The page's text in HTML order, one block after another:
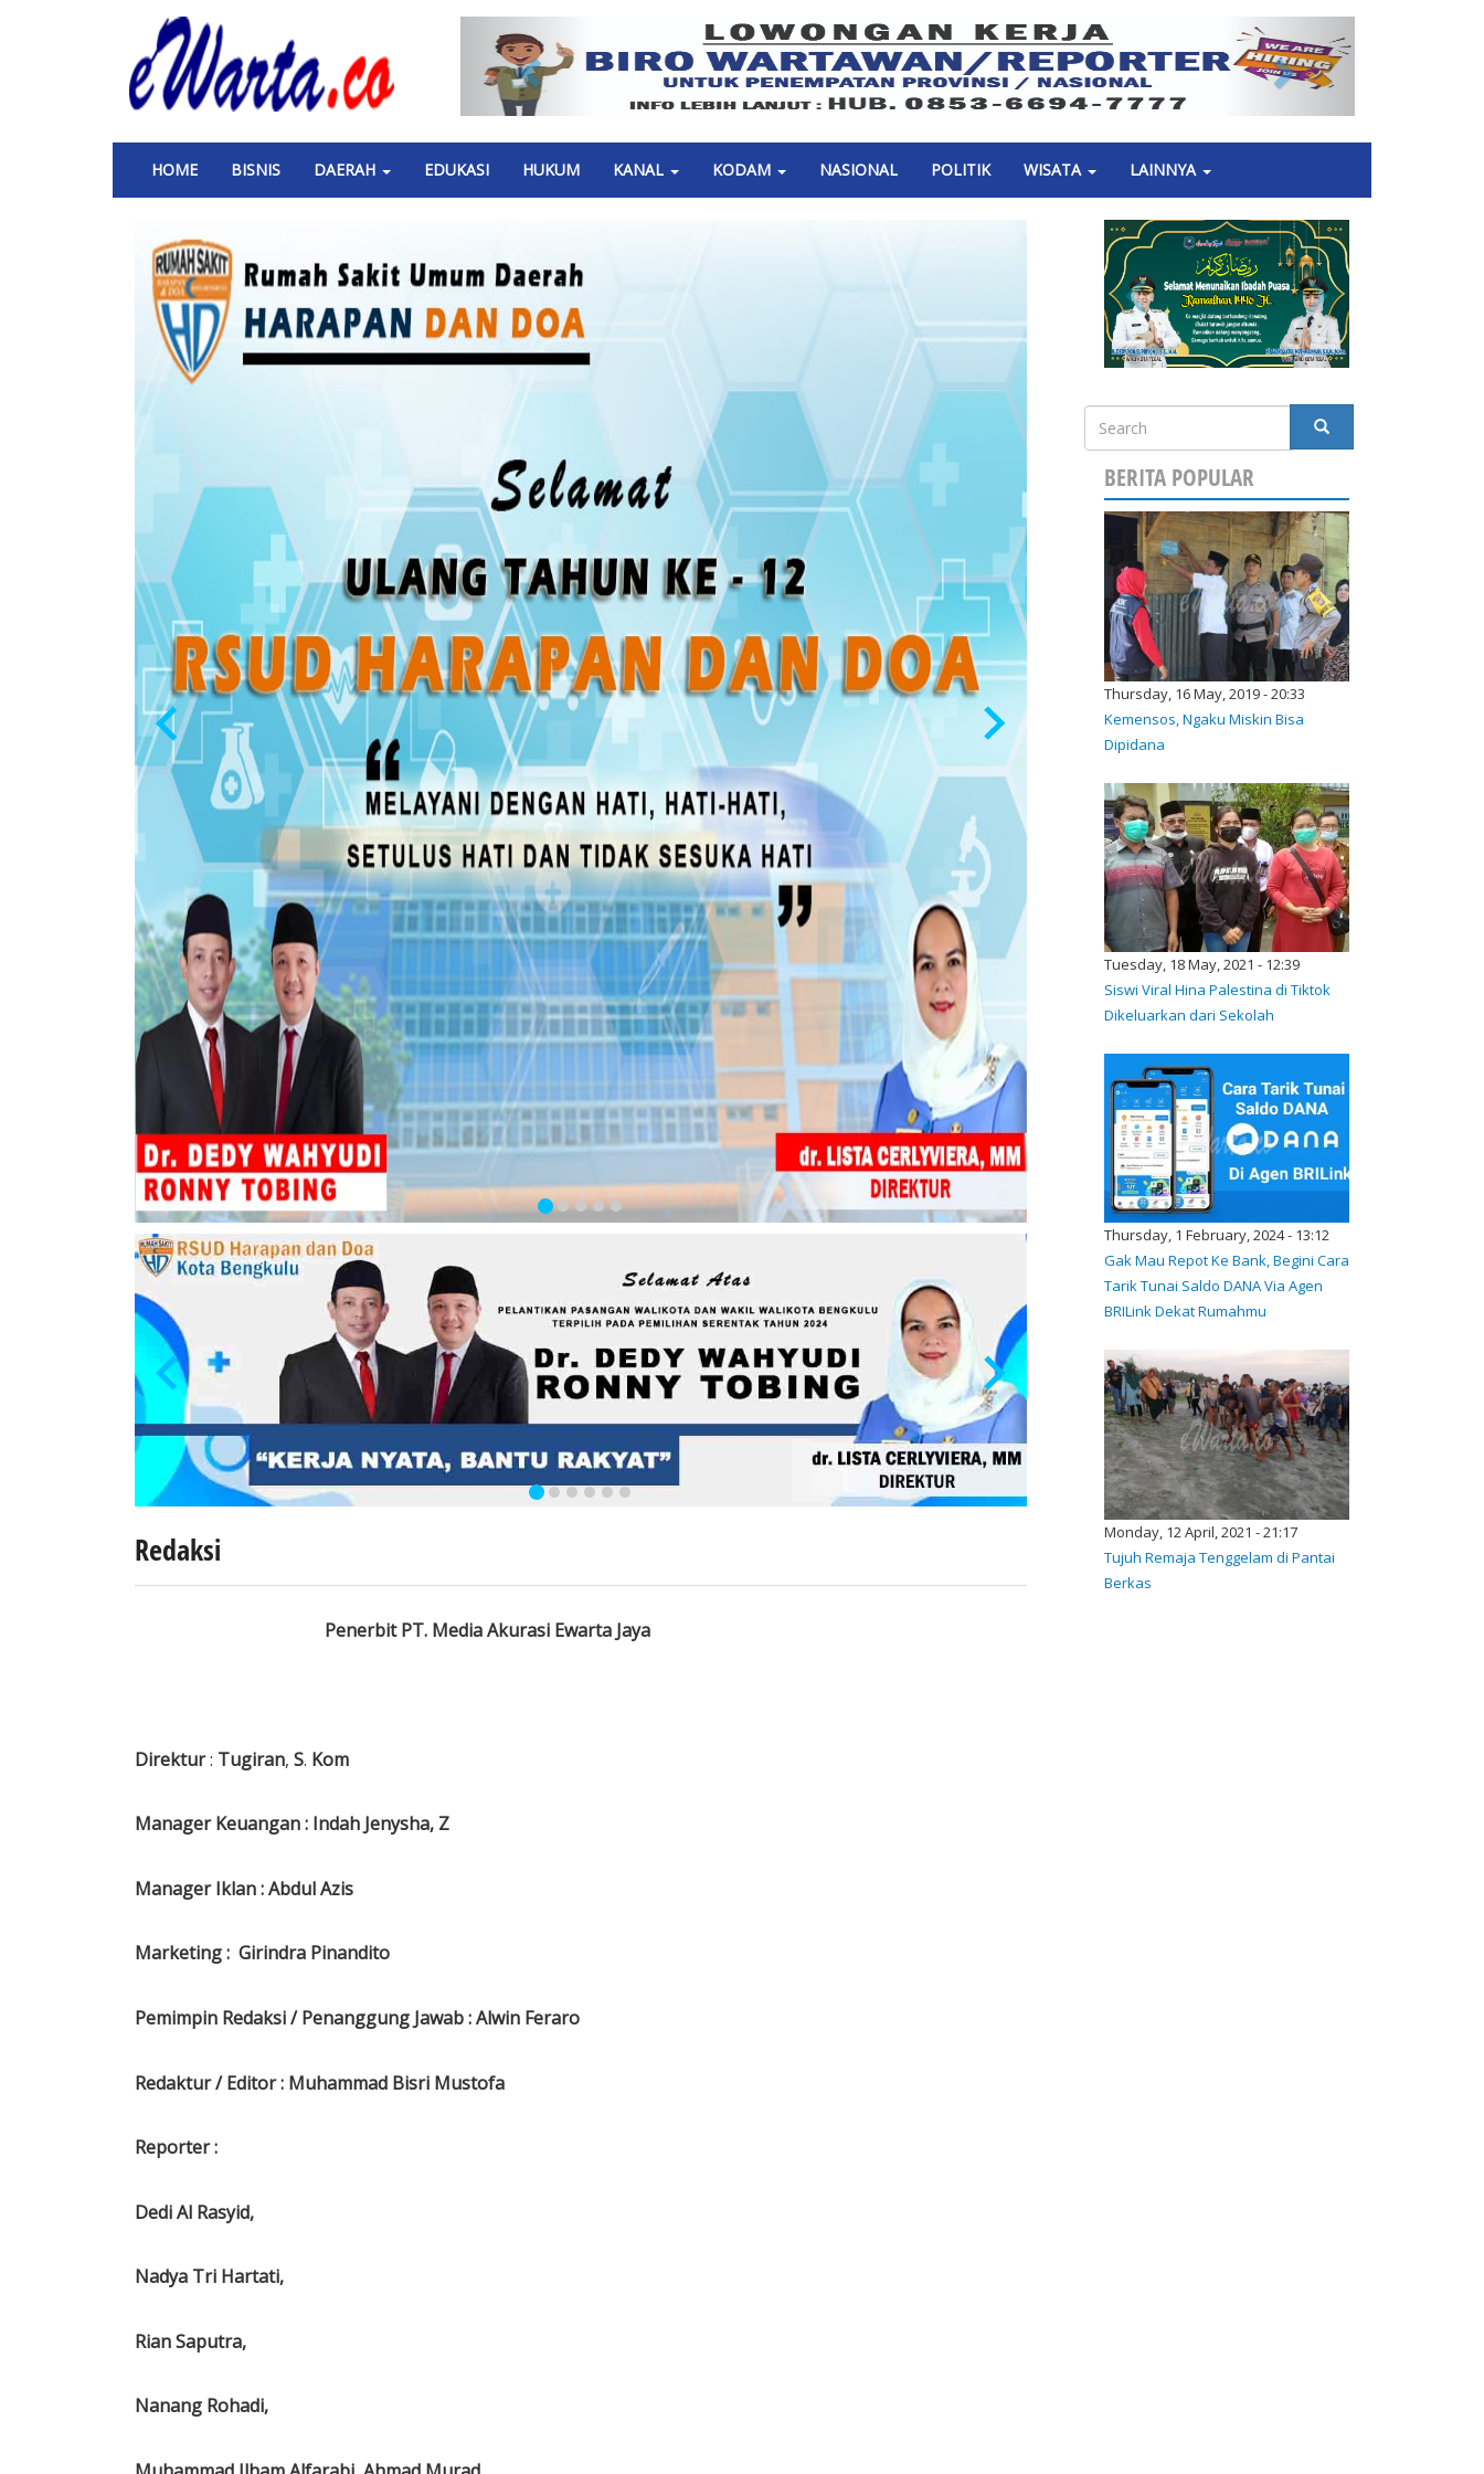
Previous Next
Main
navigation
HOME BISNIS DAERAH EDUKASI HUKUM KANAL KODAM NASIONAL POLITIK WISATA LAINNYA
Redaksi
Penerbit PT. Media Akurasi Ewarta Jaya
Direktur: Tugiran, S. Kom
Manager Keuangan : Indah Jenysha, Z
Manager Iklan : Abdul Azis
Marketing : Girindra Pinandito
Pemimpin Redaksi / Penanggung Jawab : Alwin Feraro
Redaktur / Editor : Muhammad Bisri Mustofa
Reporter :
Dedi Al Rasyid,
Nadya Tri Hartati,
Rian Saputra,
Nanang Rohadi,
Search
SEARCH
BERITA POPULAR
Thursday, 16 May, 2019 - 20:33
Kemensos, Ngaku Miskin Bisa
Dipidana
Tuesday, 18 May, 2021 - 12:39
Siswi Viral Hina Palestina di Tiktok
Dikeluarkan dari Sekolah
Thursday, 1 February, 2024 - 13:12
Gak Mau Repot Ke Bank, Begini Cara
Tarik Tunai Saldo DANA Via Agen
BRILink Dekat Rumahmu
Monday, 12 April, 2021 - 21:17
Tujuh Remaja Tenggelam di Pantai
Berkas